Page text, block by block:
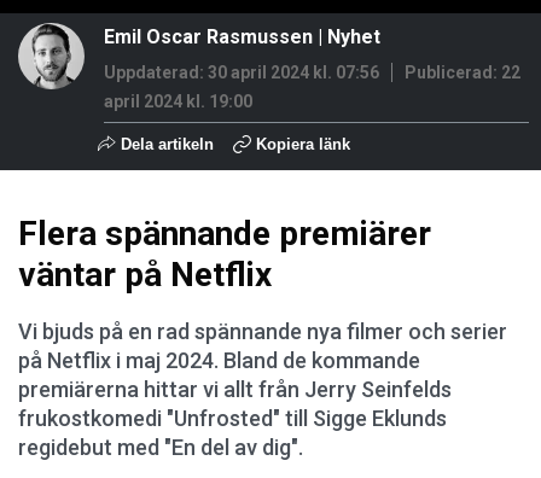
Emil Oscar Rasmussen | Nyhet
Uppdaterad: 30 april 2024 kl. 07:56 Publicerad: 22
april 2024 kl. 19:00
Dela artikeln Kopiera länk
Flera spännande premiärer
väntar på Netflix
Vi bjuds på en rad spännande nya filmer och serier
på Netflix i maj 2024. Bland de kommande
premiärerna hittar vi allt från Jerry Seinfelds
frukostkomedi "Unfrosted" till Sigge Eklunds
regidebut med "En del av dig".